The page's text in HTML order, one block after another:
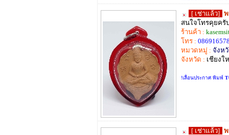
[ เช่าแล้ว] พ
สนใจโทรคุยครั
ร้านค้า :
โทร :
หมวดหมู่ : จังห
จังหวัด : เชียงใ
!เลื่อนประกาศ พิมพ์
[ เช่าแล้ว] พ